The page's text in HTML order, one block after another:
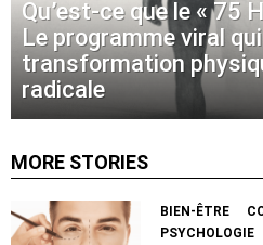
Qu’est-ce que le « 75
Le programme viral
transformation
radicale
MORE STORIES
BIEN-ÊTRE
PSYCHOLOGIE